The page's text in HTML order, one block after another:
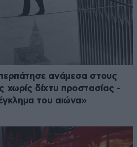
ανάμεσα στους
χωρίς δίχτυ προστασίας -
του αιώνα»